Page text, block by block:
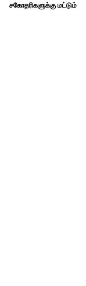
சகோதரிகளுக்கு மட்டும்